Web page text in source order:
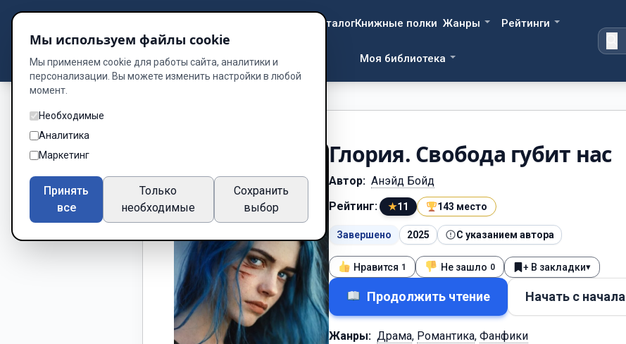
DzenWay Библиотека
КаталогКнижные полки Жанры Рейтинги
Моя библиотека
Глория. Свобода губит нас
Автор: Анэйд Бойд
Рейтинг:
★11 143 место
Завершено 2025 С указанием автора
Нравится 1 Не зашло 0 + В закладки▾
Продолжить чтение Начать с начала
Жанры: Драма, Романтика, Фанфики
Мы используем файлы cookie
Мы применяем cookie для работы сайта, аналитики и
персонализации. Вы можете изменить настройки в любой
момент.
Необходимые
Аналитика
Маркетинг
Принять
все
Только
необходимые
Сохранить
выбор